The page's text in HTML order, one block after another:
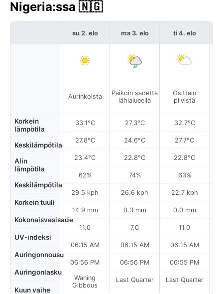
Nigeria:ssa 🇳🇬
Korkein
lämpötila
Keskilämpötila
Alin
lämpötila
Keskilämpötila
Korkein tuuli
Kokonaisvesisade
UV-indeksi
Auringonnousu
Auringonlasku
Kuun vaihe
su 2. elo
Aurinkoista
33.1°C
27.8°C
23.4°C
62%
29.5 kph
14.9 mm
11.0
06:15 AM
06:56 PM
Waning
Gibbous
ma 3. elo
Paikoin sadetta
lähialueella
27.3°C
24.6°C
22.8°C
74%
26.6 kph
0.3 mm
7.0
06:15 AM
06:56 PM
Last Quarter
ti 4. elo
Osittain
pilvistä
32.7°C
27.7°C
22.8°C
63%
22.7 kph
0.0 mm
11.0
06:15 AM
06:55 PM
Last Quarter